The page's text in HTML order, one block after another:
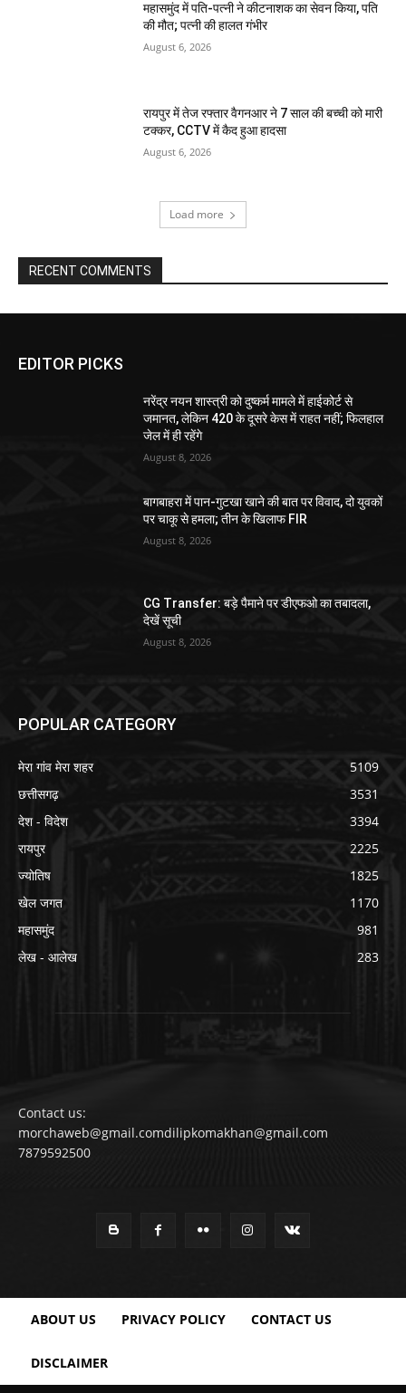
महासमुंद में पति-पत्नी ने कीटनाशक का सेवन किया, पति
की मौत; पत्नी की हालत गंभीर
August 6, 2026
रायपुर में तेज रफ्तार वैगनआर ने 7 साल की बच्ची को मारी
टक्कर, CCTV में कैद हुआ हादसा
August 6, 2026
Load more
RECENT COMMENTS
EDITOR PICKS
नरेंद्र नयन शास्त्री को दुष्कर्म मामले में हाईकोर्ट से
जमानत, लेकिन 420 के दूसरे केस में राहत नहीं; फिलहाल
जेल में ही रहेंगे
August 8, 2026
बागबाहरा में पान-गुटखा खाने की बात पर विवाद, दो युवकों
पर चाकू से हमला; तीन के खिलाफ FIR
August 8, 2026
CG Transfer: बड़े पैमाने पर डीएफओ का तबादला,
देखें सूची
August 8, 2026
POPULAR CATEGORY
मेरा गांव मेरा शहर
5109
छत्तीसगढ़
3531
देश - विदेश
3394
रायपुर
2225
ज्योतिष
1825
खेल जगत
1170
महासमुंद
981
लेख - आलेख
283
Contact us:
morchaweb@gmail.comdilipkomakhan@gmail.com
7879592500
ABOUT US PRIVACY POLICY CONTACT US
DISCLAIMER